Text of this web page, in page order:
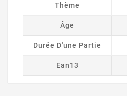
Thème
Âge
Durée D'une Partie
Ean13